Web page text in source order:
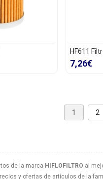
de la marca HIFLOFILTRO al
y ofertas de artículos de la
HF611
7,26€
1 2